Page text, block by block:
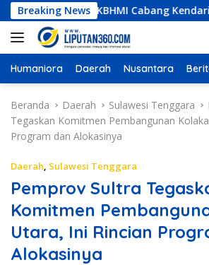
a
g
u
Breaking News
LKBHMI Cabang Kendari Periode
Humaniora Daerah Nusantara
Beranda Daerah Sulawesi Tenggara
Tegaskan Komitmen Pembangunan
Program dan Alokasinya
Daerah, Sulawesi Tenggara
Pemprov Sultra
Komitmen
Utara, Ini Rincian
Alokasinya